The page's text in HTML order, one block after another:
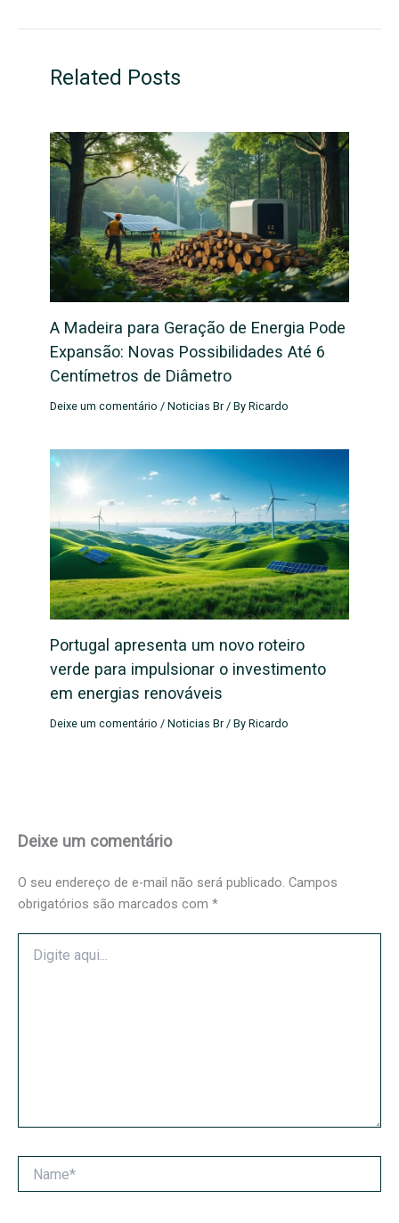
Related Posts
A Madeira para Geração de Energia Pode
Expansão: Novas Possibilidades Até 6
Centímetros de Diâmetro
Deixe um comentário /Noticias Br/ ByRicardo
Portugal apresenta um novo roteiro
verde para impulsionar o investimento
em energias renováveis
Deixe um comentário /Noticias Br/ ByRicardo
Deixe um comentário
O seu endereço de e-mail não será publicado. Campos
obrigatórios são marcados com *
aqui...